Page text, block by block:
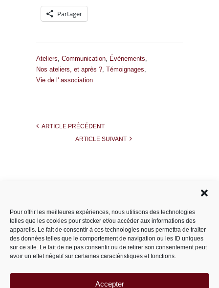
Pour offrir les meilleures expériences, nous utilisons des technologies
telles que les cookies pour stocker et/ou accéder aux informations des
appareils. Le fait de consentir à ces technologies nous permettra de traiter
des données telles que le comportement de navigation ou les ID uniques
sur ce site. Le fait de ne pas consentir ou de retirer son consentement peut
avoir un effet négatif sur certaines caractéristiques et fonctions.
Accepter
Partager
Ateliers Communication Évènements
Nos ateliers, et après ? Témoignages
Vie de l' association
ARTICLE PRÉCÉDENT
ARTICLE SUIVANT
Catégories